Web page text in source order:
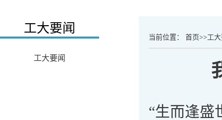
工大要闻
工大要闻
当前位置： 首页>>工
“生而逢盛